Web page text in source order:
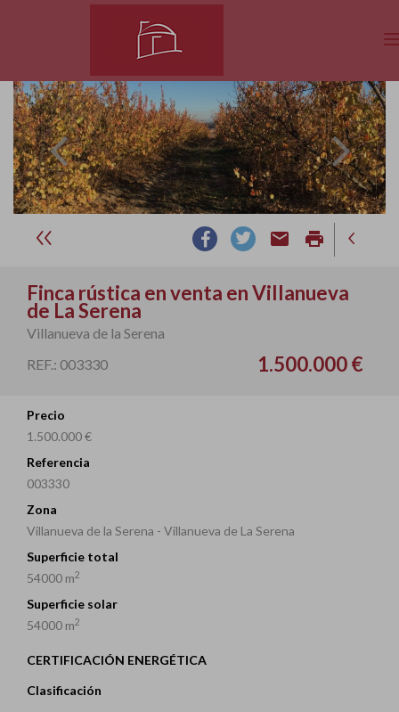
email print
Finca rústica en venta en Villanueva
de La Serena
Villanueva de la Serena
REF.: 003330
1.500.000 €
Precio
1.500.000 €
Referencia
003330
Zona
Villanueva de la Serena - Villanueva de La Serena
Superficie total
54000 m2
Superficie solar
54000 m2
CERTIFICACIÓN ENERGÉTICA
Clasificación